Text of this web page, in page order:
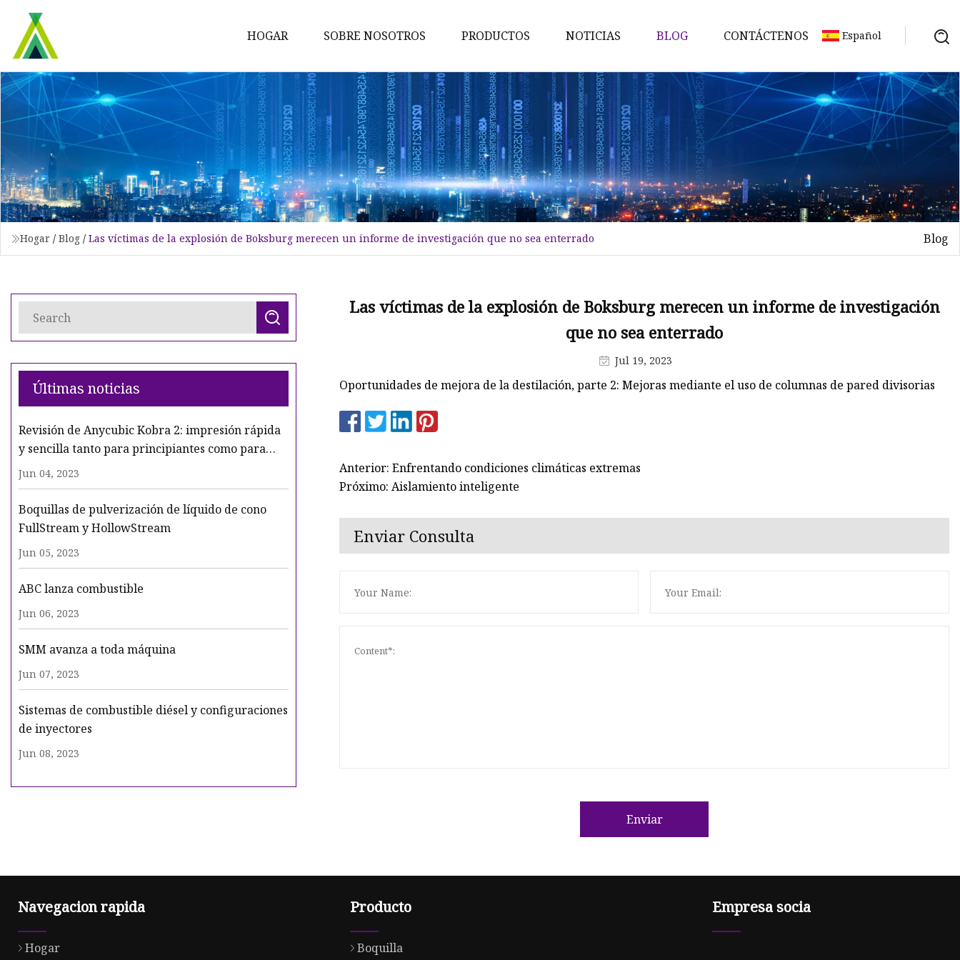
HOGAR SOBRE NOSOTROS PRODUCTOS
Boquilla
Inyector
Válvula de control
Válvula de alivio de presión
Boquilla G3
Boquilla de riel común
NOTICIAS BLOG CONTÁCTENOS Español
Hogar / Blog / Las víctimas de la explosión de Boksburg merecen un informe de investigación que no sea enterrado Blog
Últimas noticias
Revisión de Anycubic Kobra 2: impresión rápida
y sencilla tanto para principiantes como para
impresores experimentados
Jun 04, 2023
Boquillas de pulverización de líquido de cono
FullStream y HollowStream
Jun 05, 2023
ABC lanza combustible
Jun 06, 2023
SMM avanza a toda máquina
Jun 07, 2023
Sistemas de combustible diésel y configuraciones
de inyectores
Jun 08, 2023
Las víctimas de la explosión de Boksburg merecen un informe de investigación
que no sea enterrado
Jul 19, 2023
Oportunidades de mejora de la destilación, parte 2: Mejoras mediante el uso de columnas de pared divisorias
Anterior: Enfrentando condiciones climáticas extremas
Próximo: Aislamiento inteligente
Enviar Consulta
Enviar
Navegacion rapida
Hogar
Producto
Boquilla
Empresa socia